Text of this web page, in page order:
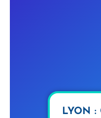
LYON :